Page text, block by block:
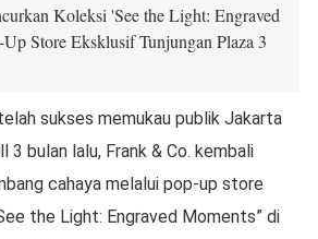
Koleksi 'See the Light: Engraved
Store Eksklusif Tunjungan Plaza 3
sukses memukau publik Jakarta
3 bulan lalu, Frank & Co. kembali
cahaya melalui pop-up store
the Light: Engraved Moments” di